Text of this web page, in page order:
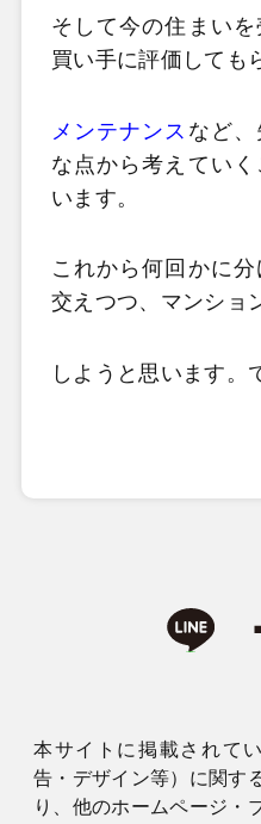
そして今の住まいを
買い手に評価しても
メンテナンス など
な点から考えてい
います。
これから何回かに
交えつつ、マンショ
しようと思います。
本サイトに掲載されて
告・デザイン等）に関す
り、他のホームページ・